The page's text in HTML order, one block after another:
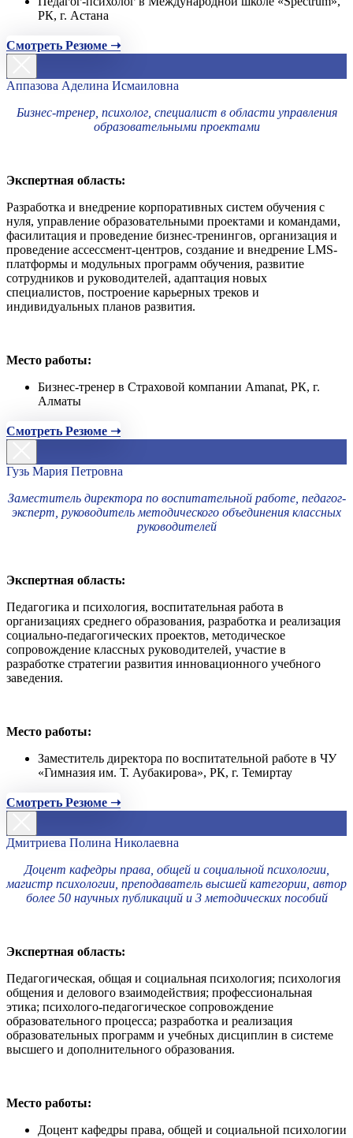
РК, г. Астана
Смотреть Резюме ➝
Аппазова Аделина Исмаиловна
Бизнес-тренер, психолог, специалист в области управления
образовательными проектами
Экспертная область:
Разработка и внедрение корпоративных систем обучения с
нуля, управление образовательными проектами и командами,
фасилитация и проведение бизнес-тренингов, организация и
проведение ассессмент-центров, создание и внедрение LMS-
платформы и модульных программ обучения, развитие
сотрудников и руководителей, адаптация новых
специалистов, построение карьерных треков и
индивидуальных планов развития.
Место работы:
Бизнес-тренер в Страховой компании Amanat, РК, г.
Алматы
Смотреть Резюме ➝
Гузь Мария Петровна
Заместитель директора по воспитательной работе, педагог-
эксперт, руководитель методического объединения классных
руководителей
Экспертная область:
Педагогика и психология, воспитательная работа в
организациях среднего образования, разработка и реализация
социально-педагогических проектов, методическое
сопровождение классных руководителей, участие в
разработке стратегии развития инновационного учебного
заведения.
Место работы:
Заместитель директора по воспитательной работе в ЧУ
«Гимназия им. Т. Аубакирова», РК, г. Темиртау
Смотреть Резюме ➝
Дмитриева Полина Николаевна
Доцент кафедры права, общей и социальной психологии,
магистр психологии, преподаватель высшей категории, автор
более 50 научных публикаций и 3 методических пособий
Экспертная область:
Педагогическая, общая и социальная психология; психология
общения и делового взаимодействия; профессиональная
этика; психолого-педагогическое сопровождение
образовательного процесса; разработка и реализация
образовательных программ и учебных дисциплин в системе
высшего и дополнительного образования.
Место работы:
Доцент кафедры права, общей и социальной психологии